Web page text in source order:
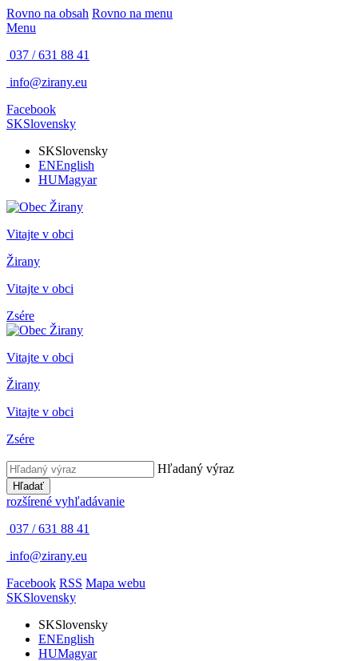
Rovno na obsah Rovno na menu
Menu
037 / 631 88 41
info@zirany.eu
Facebook
SKSlovensky
SKSlovensky
ENEnglish
HUMagyar
Vitajte v obci
Žirany
Vitajte v obci
Zsére
Vitajte v obci
Žirany
Vitajte v obci
Zsére
Hľadaný výraz
Hľadať
rozšírené vyhľadávanie
037 / 631 88 41
info@zirany.eu
Facebook RSS Mapa webu
SKSlovensky
SKSlovensky
ENEnglish
HUMagyar